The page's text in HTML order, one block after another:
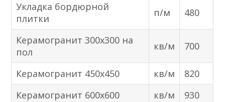
Укладка бордюрной
плитки
п/м 480
Керамогранит 300х300 на
пол
кв/м 700
Керамогранит 450х450 кв/м
820
Керамогранит 600х600
кв/м
930